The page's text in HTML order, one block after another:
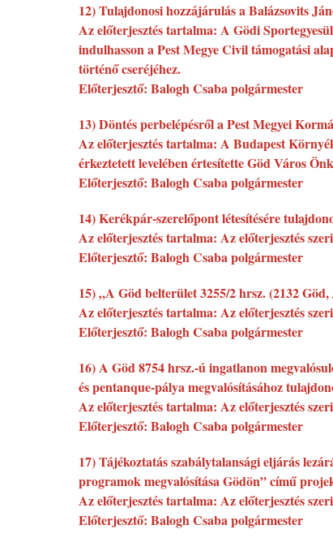
12) Tulajdonosi hozzájárulás a Balázsovits
Az előterjesztés tartalma: A Gödi
indulhasson a Pest Megye Civil támogatási
történő cseréjéhez.
Előterjesztő: Balogh Csaba polgármester
13) Döntés perbelépésről a Pest Megyei
Az előterjesztés tartalma: A Budapest
érkeztetett levelében értesítette Göd Város
Előterjesztő: Balogh Csaba polgármester
14) Kerékpár-szerelőpont létesítésére
Az előterjesztés tartalma: Az előterjesztés
Előterjesztő: Balogh Csaba polgármester
15) „A Göd belterület 3255/2 hrsz. (2132
Az előterjesztés tartalma: Az előterjesztés
Előterjesztő: Balogh Csaba polgármester
16) A Göd 8754 hrsz.-ú ingatlanon
és pentanque-pálya megvalósításához
Az előterjesztés tartalma: Az előterjesztés
Előterjesztő: Balogh Csaba polgármester
17) Tájékoztatás szabálytalansági eljárás
programok megvalósítása Gödön” című
Az előterjesztés tartalma: Az előterjesztés
Előterjesztő: Balogh Csaba polgármester